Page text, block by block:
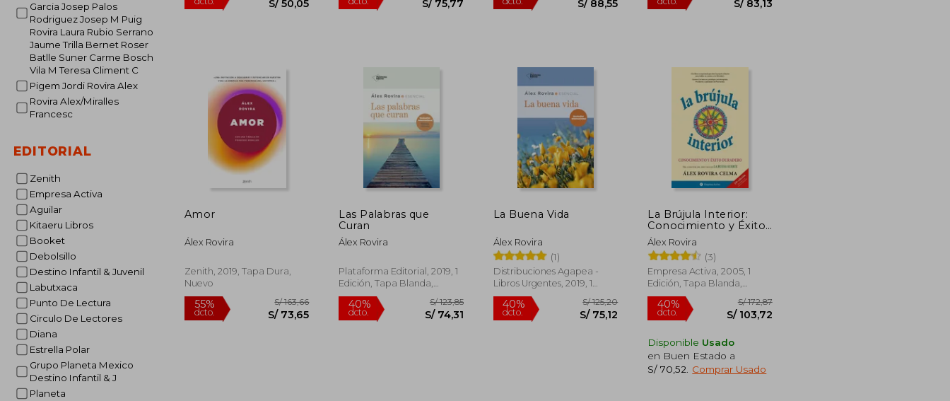
Garcia Josep Palos
Rodriguez Josep M Puig
Rovira Laura Rubio Serrano
Jaume Trilla Bernet Roser
Batlle Suner Carme Bosch
Vila M Teresa Climent C
Pigem Jordi Rovira Alex
Rovira Alex/Miralles
Francesc
EDITORIAL
Zenith
Empresa Activa
Aguilar
Kitaeru Libros
Booket
Debolsillo
Destino Infantil & Juvenil
Labutxaca
Punto De Lectura
Circulo De Lectores
Diana
Estrella Polar
Grupo Planeta Mexico
Destino Infantil & J
Planeta
40%
dcto.
40%
dcto.
55%
dcto.
S/ 196,77 55%
dcto.
Amor
Álex Rovira
Zenith, 2019, Tapa Dura,
Nuevo
Las Palabras que
Curan
Álex Rovira
Plataforma Editorial, 2019, 1
Edición, Tapa Blanda,
Nuevo
La Buena Vida
Álex Rovira
(1)
Distribuciones Agapea -
Libros Urgentes, 2019, 1
Edición, Tapa Blanda,
Nuevo
La Brújula Interior:
Conocimiento y Éxito
Duradero, Nueva
Edición Ampliada y
Revisada
Álex Rovira
(3)
Empresa Activa, 2005, 1
Edición, Tapa Blanda,
Nuevo
Disponible Usado
en Buen Estado a
S/ 70,52
Comprar Usado